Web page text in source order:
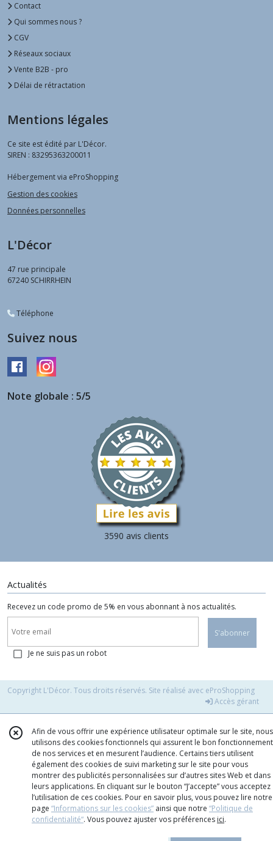
Contact
Qui sommes nous ?
CGV
Réseaux sociaux
Vente B2B - pro
Délai de rétractation
Mentions légales
Ce site est édité par L'Décor.
SIREN : 83295363200011
Hébergement via eProShopping
Gestion des cookies
Données personnelles
L'Décor
47 rue principale
67240 SCHIRRHEIN
Téléphone
Suivez nous
Note globale : 5/5
3590 avis clients
Actualités
Recevez un code promo de 5% en vous abonnant à nos actualités.
S'abonner
Je ne suis pas un robot
Copyright L'Décor. Tous droits réservés. Site réalisé avec eProShopping
Accès gérant
Afin de vous offrir une expérience utilisateur optimale sur le site, nous
utilisons des cookies fonctionnels qui assurent le bon fonctionnement
de nos services et en mesurent l’audience. Certains tiers utilisent
également des cookies de suivi marketing sur le site pour vous
montrer des publicités personnalisées sur d’autres sites Web et dans
leurs applications. En cliquant sur le bouton “J’accepte” vous acceptez
l’utilisation de ces cookies. Pour en savoir plus, vous pouvez lire notre
page “Informations sur les cookies” ainsi que notre “Politique de
confidentialité“. Vous pouvez ajuster vos préférences ici.